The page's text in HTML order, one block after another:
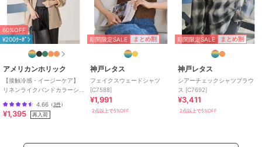
60%OFF
¥200ｸｰﾎﾟﾝ
アメリカンホリック
【接触冷感・イージーケア】
リネンライクバンドカラーシ
4.66 （3件）
¥1,395 再入荷
期間限定SALE まとめ割
神戸レタス
フェイクスウェードシャツ
[C7588]
¥1,991
2点以上で5%OFF
期間限定SALE まとめ割
神戸レタス
シアーチェックシャツブラウ
ス [C7692]
¥3,411
2点以上で5%OFF